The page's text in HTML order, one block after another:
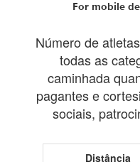
For mobile
Número de
todas as
caminhada
pagantes e
sociais,
Distância